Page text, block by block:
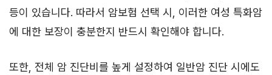
등이 있습니다. 따라서 암보험 선택 시, 이러한 여성 특화암
에 대한 보장이 충분한지 반드시 확인해야 합니다.
또한, 전체 암 진단비를 높게 설정하여 일반암 진단 시에도